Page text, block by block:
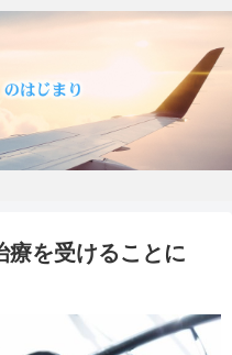
療を受けることに